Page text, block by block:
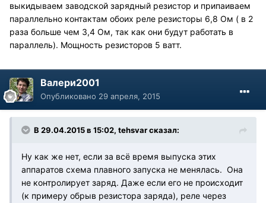
выкидываем заводской зарядный резистор и припаиваем
параллельно контактам обоих реле резисторы 6,8 Ом ( в 2
раза больше чем 3,4 Ом, так как они будут работать в
параллель). Мощность резисторов 5 ватт.
Валери2001
Опубликовано 29 апреля, 2015
В 29.04.2015 в 15:02, tehsvar сказал:
Ну как же нет, если за всё время выпуска этих
аппаратов схема плавного запуска не менялась. Она
не контролирует заряд. Даже если его не происходит
(к примеру обрыв резистора заряда), реле через